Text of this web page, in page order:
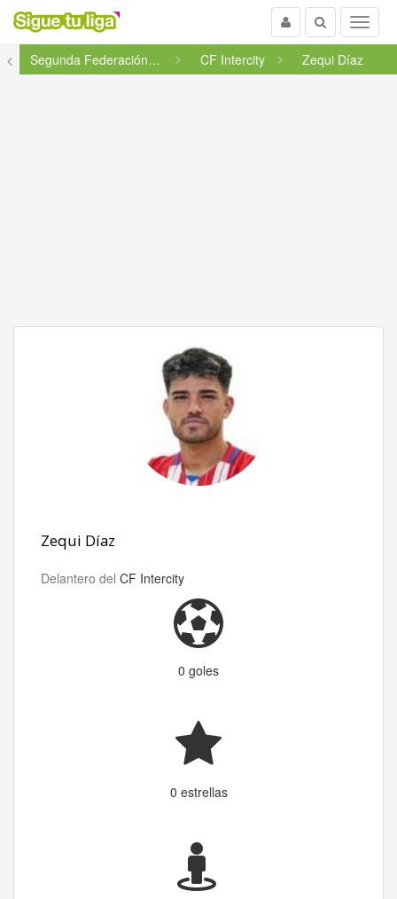
Menu
Buscar
Usuario
<
Segunda Federación - Grupo 5 CF Intercity Zequi Díaz
Zequi Díaz
Delantero del CF Intercity
0 goles
0 estrellas